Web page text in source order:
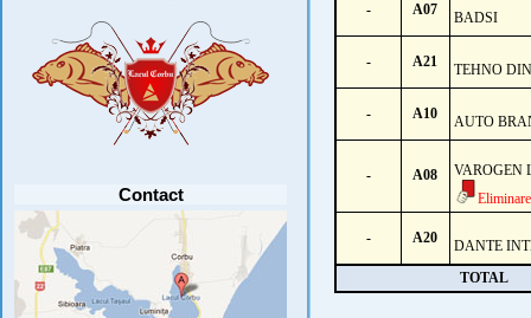
COVID 19- DIN MOTIVE DE SIGURANTA ,
CAT SI A REGLEMENTARILOR LEGALE ,
PRECUM SI RETRAGEREA UNOR
PARTICIPANTI .....[detalii]
Anunt important
Va anuntam ca editia 30 a concursului de
pescuit CUPA RIG la CRAP din perioada 2-5
septembrie 2021 se reprogrameaza pentru luna
Contact
- A07 BADSI
- A21 TEHNO
- A10 AUTO
- A08
VAROGEN
- A20
DANTE
TOTAL